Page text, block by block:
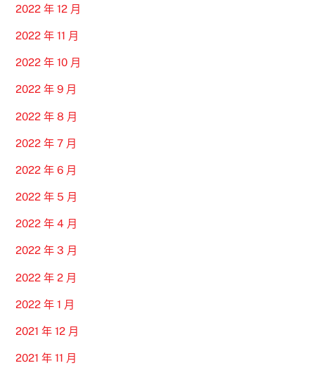
2022 年 12 月
2022 年 11 月
2022 年 10 月
2022 年 9 月
2022 年 8 月
2022 年 7 月
2022 年 6 月
2022 年 5 月
2022 年 4 月
2022 年 3 月
2022 年 2 月
2022 年 1 月
2021 年 12 月
2021 年 11 月